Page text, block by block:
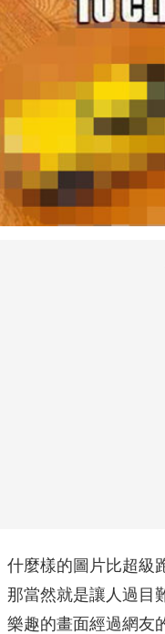
什麼樣的圖片比超級
那當然就是讓人過目
樂趣的畫面經過網友